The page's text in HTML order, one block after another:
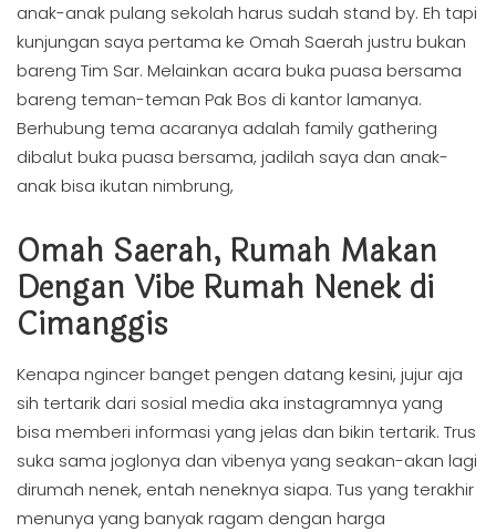
anak-anak pulang sekolah harus sudah stand by. Eh tapi
kunjungan saya pertama ke Omah Saerah justru bukan
bareng Tim Sar. Melainkan acara buka puasa bersama
bareng teman-teman Pak Bos di kantor lamanya.
Berhubung tema acaranya adalah family gathering
dibalut buka puasa bersama, jadilah saya dan anak-
anak bisa ikutan nimbrung,
Omah Saerah, Rumah Makan
Dengan Vibe Rumah Nenek di
Cimanggis
Kenapa ngincer banget pengen datang kesini, jujur aja
sih tertarik dari sosial media aka instagramnya yang
bisa memberi informasi yang jelas dan bikin tertarik. Trus
suka sama joglonya dan vibenya yang seakan-akan lagi
dirumah nenek, entah neneknya siapa. Tus yang terakhir
menunya yang banyak ragam dengan harga